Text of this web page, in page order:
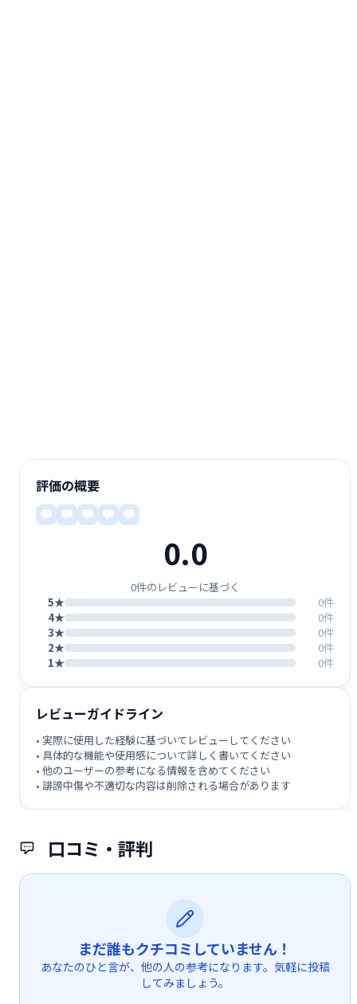
口コミ・評判
まだ誰もクチコミしていません！
あなたのひと言が、他の人の参考になります。気軽に投稿
してみましょう。
評価の概要
0.0
0件のレビューに基づく
5★
0件
4★
0件
3★
0件
2★
0件
1★
0件
レビューガイドライン
• 実際に使用した経験に基づいてレビューしてください
• 具体的な機能や使用感について詳しく書いてください
• 他のユーザーの参考になる情報を含めてください
• 誹謗中傷や不適切な内容は削除される場合があります